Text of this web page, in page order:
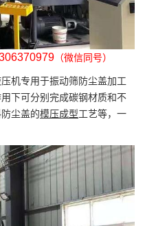
（微信同号）
机专用于振动筛防尘盖加工
下可分别完成碳钢材质和不
尘盖的模压成型工艺等，一